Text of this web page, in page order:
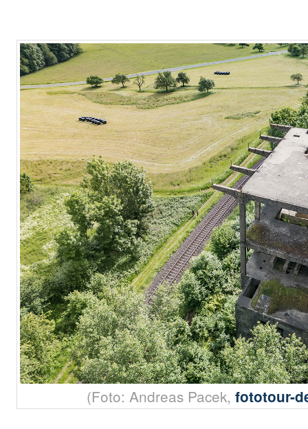
(Foto: Andreas Pacek,fototour-